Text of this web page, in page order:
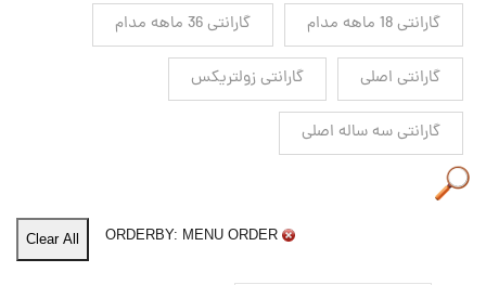
گارانتی 18 ماهه مدام گارانتی 36 ماهه مدام
گارانتی اصلی گارانتی زولتریکس
گارانتی سه ساله اصلی
Clear All ORDERBY: MENU ORDER